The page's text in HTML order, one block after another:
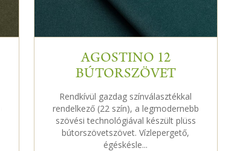
AGOSTINO 12
BÚTORSZÖVET
Rendkívül gazdag színválasztékkal
rendelkező (22 szín), a legmodernebb
szövési technológiával készült plüss
bútorszövetszövet. Vízlepergető,
égéskésle...